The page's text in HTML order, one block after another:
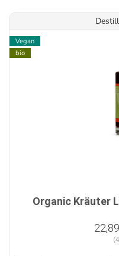
Vegan
bio
Organic Kräuter